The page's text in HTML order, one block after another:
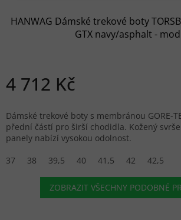
HANWAG Dámské trekové boty
GTX navy/asphalt -
4 712 Kč
Dámské trekové boty s membránou GORE-
přední částí pro širší chodidla. Kožený
panely nabízí vysokou odolnost.
37
38 39,5 40 41,5 42 42,5
ZOBRAZIT VŠECHNY PODOBNÉ